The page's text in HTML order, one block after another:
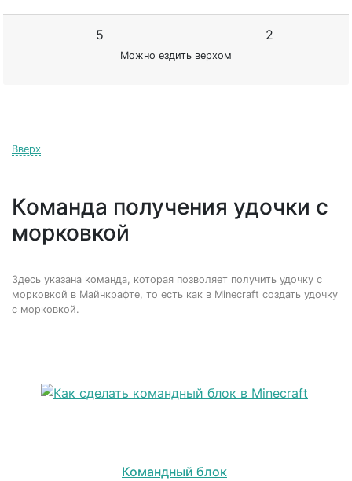
5 2
Можно ездить верхом
Вверх
Команда получения удочки с
морковкой
Здесь указана команда, которая позволяет получить удочку с
морковкой в Майнкрафте, то есть как в Minecraft создать удочку
с морковкой.
Командный блок